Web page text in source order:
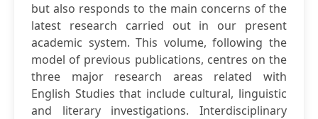
but also responds to the main concerns of the
latest research carried out in our present
academic system. This volume, following the
model of previous publications, centres on the
three major research areas related with
English Studies that include cultural, linguistic
and literary investigations. Interdisciplinary